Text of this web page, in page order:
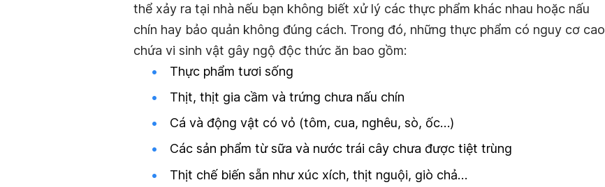
thể xảy ra tại nhà nếu bạn không biết xử lý các thực phẩm khác nhau hoặc nấu
chín hay bảo quản không đúng cách. Trong đó, những thực phẩm có nguy cơ cao
chứa vi sinh vật gây ngộ độc thức ăn bao gồm:
Thực phẩm tươi sống
Thịt, thịt gia cầm và trứng chưa nấu chín
Cá và động vật có vỏ (tôm, cua, nghêu, sò, ốc…)
Các sản phẩm từ sữa và nước trái cây chưa được tiệt trùng
Thịt chế biến sẵn như xúc xích, thịt nguội, giò chả…